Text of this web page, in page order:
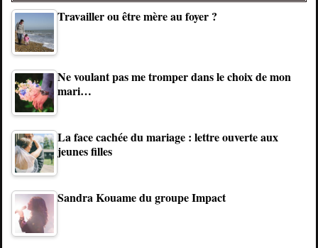
Travailler ou être mère au foyer ?
Ne voulant pas me tromper dans le choix de mon
mari…
La face cachée du mariage : lettre ouverte aux
jeunes filles
Sandra Kouame du groupe Impact